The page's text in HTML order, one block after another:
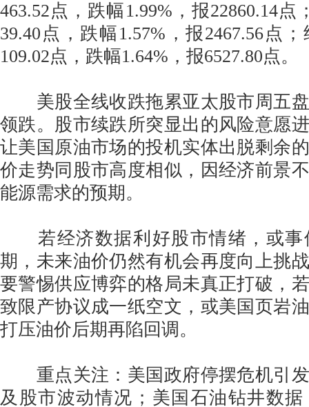
463.52点，跌幅1.99%，报22860.14
39.40点，跌幅1.57%，报2467.56点
109.02点，跌幅1.64%，报6527.80点。
美股全线收跌拖累亚太股市周五盘
领跌。股市续跌所突显出的风险意愿
让美国原油市场的投机实体出脱剩余
价走势同股市高度相似，因经济前景
能源需求的预期。
若经济数据利好股市情绪，或事
期，未来油价仍然有机会再度向上挑
要警惕供应博弈的格局未真正打破，
致限产协议成一纸空文，或美国页岩
打压油价后期再陷回调。
重点关注：美国政府停摆危机引发
及股市波动情况；美国石油钻井数